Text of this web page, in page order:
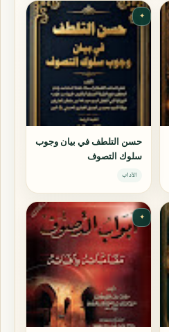
✦
حسن التلطف في بيان وجوب
سلوك التصوف
الآداب
✦